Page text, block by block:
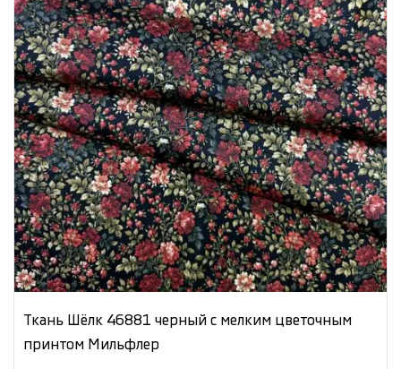
Ткань Шёлк 46881 черный с мелким цветочным
принтом Мильфлер